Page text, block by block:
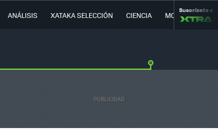
ANÁLISIS XATAKA SELECCIÓN CIENCIA MOVILIDAD
Suscríbete a